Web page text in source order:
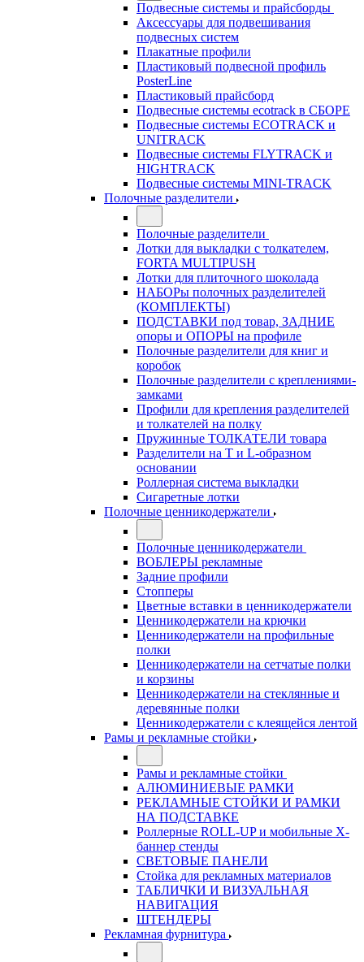
Подвесные системы и прайсборды
Аксессуары для подвешивания
подвесных систем
Плакатные профили
Пластиковый подвесной профиль
PosterLine
Пластиковый прайсборд
Подвесные системы ecotrack в СБОРЕ
Подвесные системы ECOTRACK и
UNITRACK
Подвесные системы FLYTRACK и
HIGHTRACK
Подвесные системы MINI-TRACK
Полочные разделители
Полочные разделители
Лотки для выкладки с толкателем,
FORTA MULTIPUSH
Лотки для плиточного шоколада
НАБОРы полочных разделителей
(КОМПЛЕКТЫ)
ПОДСТАВКИ под товар, ЗАДНИЕ
опоры и ОПОРЫ на профиле
Полочные разделители для книг и
коробок
Полочные разделители с креплениями-
замками
Профили для крепления разделителей
и толкателей на полку
Пружинные ТОЛКАТЕЛИ товара
Разделители на Т и L-образном
основании
Роллерная система выкладки
Сигаретные лотки
Полочные ценникодержатели
Полочные ценникодержатели
ВОБЛЕРЫ рекламные
Задние профили
Стопперы
Цветные вставки в ценникодержатели
Ценникодержатели на крючки
Ценникодержатели на профильные
полки
Ценникодержатели на сетчатые полки
и корзины
Ценникодержатели на стеклянные и
деревянные полки
Ценникодержатели с клеящейся лентой
Рамы и рекламные стойки
Рамы и рекламные стойки
АЛЮМИНИЕВЫЕ РАМКИ
РЕКЛАМНЫЕ СТОЙКИ И РАМКИ
НА ПОДСТАВКЕ
Роллерные ROLL-UP и мобильные X-
баннер стенды
СВЕТОВЫЕ ПАНЕЛИ
Стойка для рекламных материалов
ТАБЛИЧКИ И ВИЗУАЛЬНАЯ
НАВИГАЦИЯ
ШТЕНДЕРЫ
Рекламная фурнитура